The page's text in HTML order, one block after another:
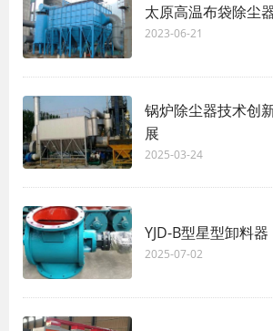
太原高温布袋除尘
2023-06-21
锅炉除尘器技术创
展
2025-03-24
YJD-B型星型卸料器
2025-07-02